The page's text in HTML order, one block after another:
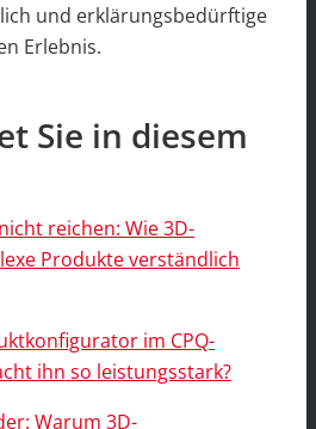
und erklärungsbedürftige
Erlebnis.
Sie in diesem
reichen: Wie 3D-
Produkte verständlich
im CPQ-
ihn so leistungsstark?
Warum 3D-